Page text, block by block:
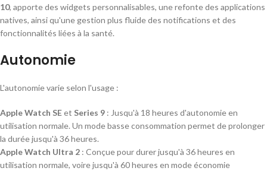
10, apporte des widgets personnalisables, une refonte des applications
natives, ainsi qu'une gestion plus fluide des notifications et des
fonctionnalités liées à la santé.
Autonomie
L'autonomie varie selon l'usage :
Apple Watch SEet Series 9 : Jusqu'à 18 heures d'autonomie en
utilisation normale. Un mode basse consommation permet de prolonger
la durée jusqu'à 36 heures.
Apple Watch Ultra 2 : Conçue pour durer jusqu'à 36 heures en
utilisation normale, voire jusqu'à 60 heures en mode économie